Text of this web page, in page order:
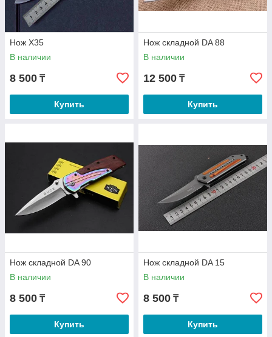
Нож Х35
В наличии
8 500 ₸
Купить
Нож складной DA 88
В наличии
12 500 ₸
Купить
Нож складной DA 90
В наличии
8 500 ₸
Купить
Нож складной DA 15
В наличии
8 500 ₸
Купить